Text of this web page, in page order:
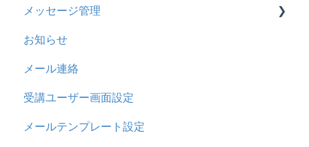
助成金
概要
基本操作
採点権限のみを持ったユーザ
採点・承認権限を持ったユーザ
メッセージ管理
基本操作
リンクメッセージスレッド
お知らせ
メール連絡
受講ユーザー画面設定
メールテンプレート設定